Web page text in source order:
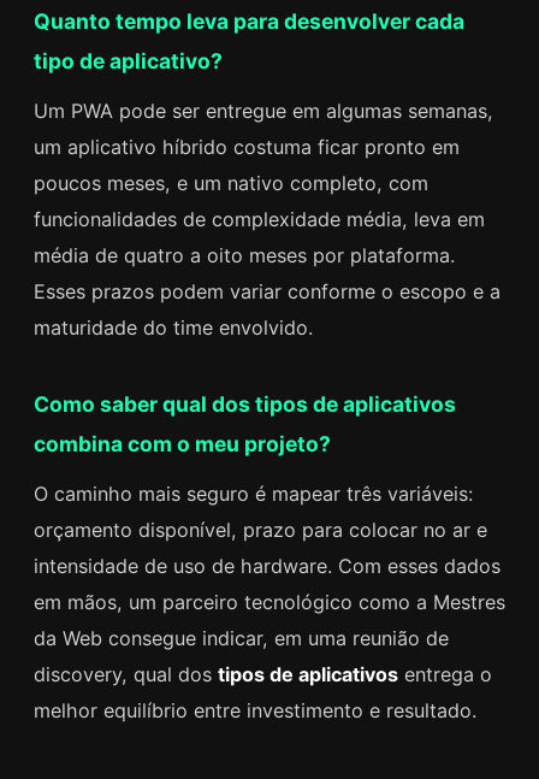
Quanto tempo leva para desenvolver cada
tipo de aplicativo?
Um PWA pode ser entregue em algumas semanas,
um aplicativo híbrido costuma ficar pronto em
poucos meses, e um nativo completo, com
funcionalidades de complexidade média, leva em
média de quatro a oito meses por plataforma.
Esses prazos podem variar conforme o escopo e a
maturidade do time envolvido.
Como saber qual dos tipos de aplicativos
combina com o meu projeto?
O caminho mais seguro é mapear três variáveis:
orçamento disponível, prazo para colocar no ar e
intensidade de uso de hardware. Com esses dados
em mãos, um parceiro tecnológico como a Mestres
da Web consegue indicar, em uma reunião de
discovery, qual dos tipos de aplicativosentrega o
melhor equilíbrio entre investimento e resultado.